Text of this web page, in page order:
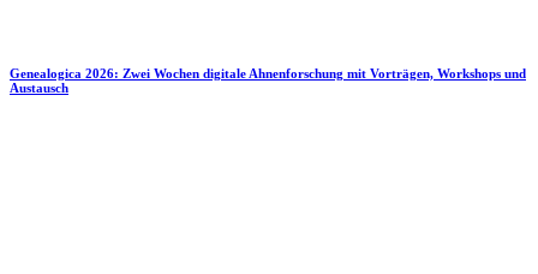
Genealogica 2026: Zwei Wochen digitale Ahnenforschung mit Vorträgen, Workshops und
Austausch